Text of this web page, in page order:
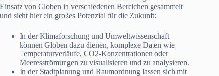
Einsatz von Globen in verschiedenen Bereichen gesammelt
und sieht hier ein großes Potenzial für die Zukunft:
In der Klimaforschung und Umweltwissenschaft
können Globen dazu dienen, komplexe Daten wie
Temperaturverläufe, CO2-Konzentrationen oder
Meeresströmungen zu visualisieren und zu analysieren.
In der Stadtplanung und Raumordnung lassen sich mit